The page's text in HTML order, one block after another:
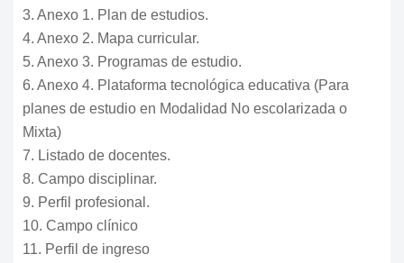
3. Anexo 1. Plan de estudios.
4. Anexo 2. Mapa curricular.
5. Anexo 3. Programas de estudio.
6. Anexo 4. Plataforma tecnológica educativa (Para
planes de estudio en Modalidad No escolarizada o
Mixta)
7. Listado de docentes.
8. Campo disciplinar.
9. Perfil profesional.
10. Campo clínico
11. Perfil de ingreso